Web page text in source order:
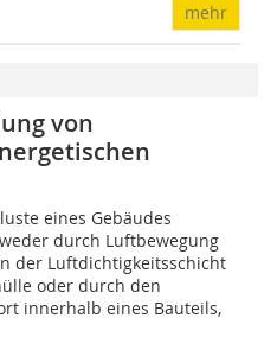
mehr
von
eines Gebäudes
durch Luftbewegung
der Luftdichtigkeitsschicht
oder durch den
innerhalb eines Bauteils,